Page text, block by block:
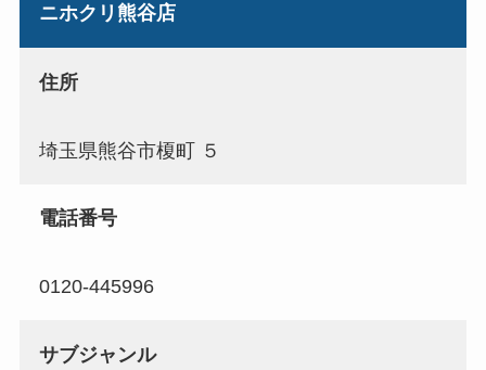
ニホクリ熊谷店
住所
埼玉県熊谷市榎町 ５
電話番号
0120-445996
サブジャンル